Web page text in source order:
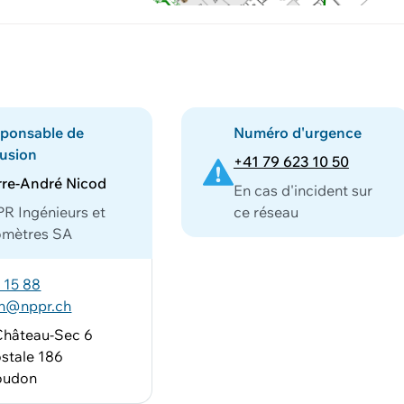
de
André Nicod
Ingénieurs et
SA
88
Sec 6
186
Numéro d'urgence
+41 79 623 10 50
En cas d'incident sur
ce réseau